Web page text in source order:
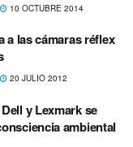
10 OCTUBRE 2014
a las cámaras réflex
20 JULIO 2012
y Lexmark se
ambiental